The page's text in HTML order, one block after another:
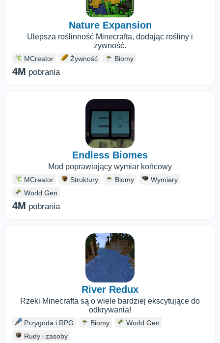
Nature Expansion
Ulepsza roślinność Minecrafta, dodając rośliny i
żywność.
MCreator Żywność Biomy
4M pobrania
Endless Biomes
Mod poprawiający wymiar końcowy
MCreator Struktury Biomy
Wymiary
World Gen
4M pobrania
River Redux
Rzeki Minecrafta są o wiele bardziej ekscytujące do
odkrywania!
Przygoda i RPG Biomy
World Gen
Rudy i zasoby